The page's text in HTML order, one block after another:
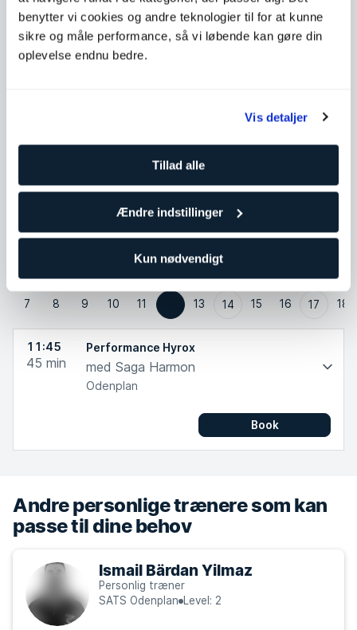
benytter vi cookies og andre teknologier til for at kunne
sikre og måle performance, så vi løbende kan gøre din
oplevelse endnu bedre.
Vis detaljer
Tillad alle
Ændre indstillinger
Kun nødvendigt
Tirsdag
09:00 - 21:00
Onsdag
09:00 - 21:00
Torsdag
Kontakt Saga Harmon
Test mig i disse holdtræninger
Fre
7 8 9 10 11
Ons
13
Fre
14 15 16
Man
17
Tir
18
11:45
45 min
Performance Hyrox
med Saga Harmon
Odenplan
Book
Andre personlige trænere som kan
passe til dine behov
Ismail Bärdan Yilmaz
Personlig træner
SATS Odenplan
Level: 2